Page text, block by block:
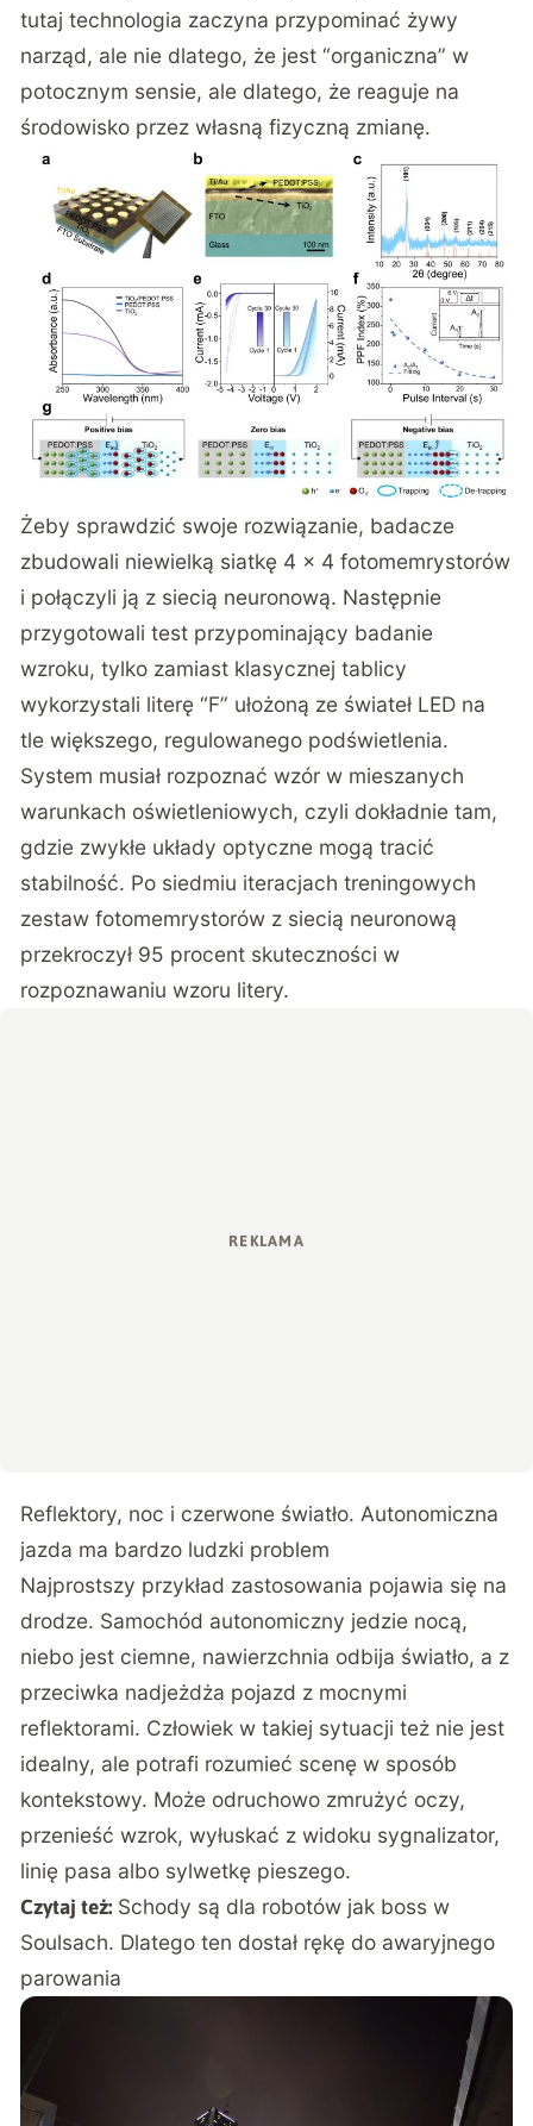
tutaj technologia zaczyna przypominać żywy
narząd, ale nie dlatego, że jest “organiczna” w
potocznym sensie, ale dlatego, że reaguje na
środowisko przez własną fizyczną zmianę.
Żeby sprawdzić swoje rozwiązanie, badacze
zbudowali niewielką siatkę 4 x 4 fotomemrystorów
i połączyli ją z siecią neuronową. Następnie
przygotowali test przypominający badanie
wzroku, tylko zamiast klasycznej tablicy
wykorzystali literę “F” ułożoną ze świateł LED na
tle większego, regulowanego podświetlenia.
System musiał rozpoznać wzór w mieszanych
warunkach oświetleniowych, czyli dokładnie tam,
gdzie zwykłe układy optyczne mogą tracić
stabilność. Po siedmiu iteracjach treningowych
zestaw fotomemrystorów z siecią neuronową
przekroczył 95 procent skuteczności w
rozpoznawaniu wzoru litery.
Reflektory, noc i czerwone światło. Autonomiczna
jazda ma bardzo ludzki problem
Najprostszy przykład zastosowania pojawia się na
drodze. Samochód autonomiczny jedzie nocą,
niebo jest ciemne, nawierzchnia odbija światło, a z
przeciwka nadjeżdża pojazd z mocnymi
reflektorami. Człowiek w takiej sytuacji też nie jest
idealny, ale potrafi rozumieć scenę w sposób
kontekstowy. Może odruchowo zmrużyć oczy,
przenieść wzrok, wyłuskać z widoku sygnalizator,
linię pasa albo sylwetkę pieszego.
Czytaj też: Schody są dla robotów jak boss w
Soulsach. Dlatego ten dostał rękę do awaryjnego
parowania